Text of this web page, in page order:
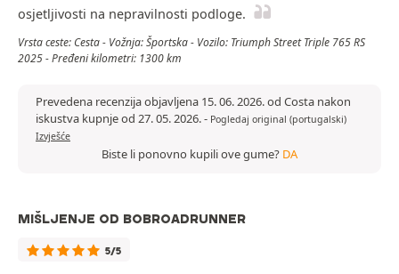
osjetljivosti na nepravilnosti podloge.
Vrsta ceste: Cesta - Vožnja: Športska - Vozilo: Triumph Street Triple 765 RS
2025 - Pređeni kilometri: 1300 km
Prevedena recenzija objavljena 15. 06. 2026. od Costa nakon
iskustva kupnje od 27. 05. 2026.- Pogledaj original (portugalski)
Izvješće
Biste li ponovno kupili ove gume? DA
MIŠLJENJE OD BOBROADRUNNER
5/5